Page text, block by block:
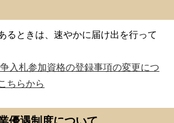
るときは、速やかに届け出を行って
争入札参加資格の登録事項の変更につ
ちらから